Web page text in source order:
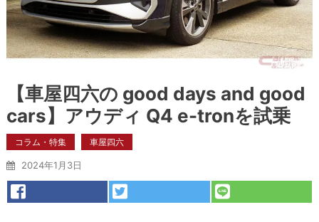
【車屋四六の good days and good
cars】アウディ Q4 e-tronを試乗
コラム・特集 車屋四六
2024年1月3日